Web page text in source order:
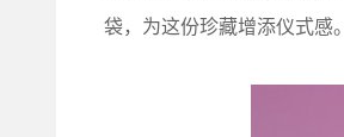
袋，为这份珍藏增添仪式感。